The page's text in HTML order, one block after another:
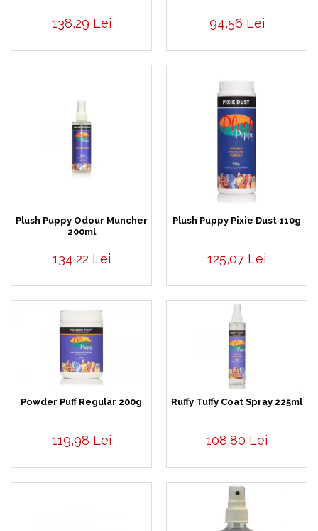
138,29 Lei 94,56 Lei
Plush Puppy Odour Muncher
200ml
134,22 Lei
Plush Puppy Pixie Dust 110g
125,07 Lei
Powder Puff Regular 200g
119,98 Lei
Ruffy Tuffy Coat Spray 225ml
108,80 Lei